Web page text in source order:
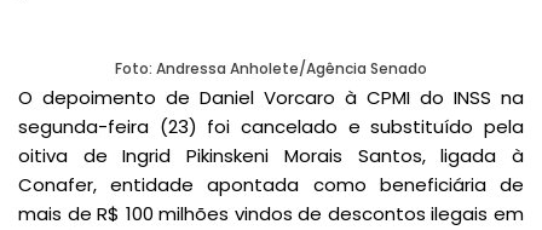
Foto: Andressa Anholete/Agência Senado
O depoimento de Daniel Vorcaro à CPMI do INSS na
segunda-feira (23) foi cancelado e substituído pela
oitiva de Ingrid Pikinskeni Morais Santos, ligada à
Conafer, entidade apontada como beneficiária de
mais de R$ 100 milhões vindos de descontos ilegais em